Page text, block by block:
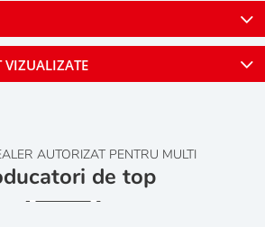
VIZUALIZATE
AUTORIZAT PENTRU MULTI
de top